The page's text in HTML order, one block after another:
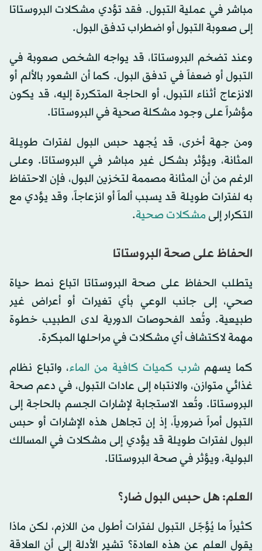
مباشر في عملية التبول. فقد تؤدي مشكلات البروستاتا
إلى صعوبة التبول أو اضطراب تدفق البول.
وعند تضخم البروستاتا، قد يواجه الشخص صعوبة في
التبول أو ضعفاً في تدفق البول. كما أن الشعور بالألم أو
الانزعاج أثناء التبول، أو الحاجة المتكررة إليه، قد يكون
مؤشراً على وجود مشكلة صحية في البروستاتا.
ومن جهة أخرى، قد يُجهد حبس البول لفترات طويلة
المثانة، ويؤثر بشكل غير مباشر في البروستاتا. وعلى
الرغم من أن المثانة مصممة لتخزين البول، فإن الاحتفاظ
به لفترات طويلة قد يسبب ألماً أو انزعاجاً، وقد يؤدي مع
التكرار إلىمشكلات صحية.
الحفاظ على صحة البروستاتا
يتطلب الحفاظ على صحة البروستاتا اتباع نمط حياة
صحي، إلى جانب الوعي بأي تغيرات أو أعراض غير
طبيعية. وتُعد الفحوصات الدورية لدى الطبيب خطوة
مهمة لاكتشاف أي مشكلات في مراحلها المبكرة.
كما يسهم شرب كميات كافية من الماء، واتباع نظام
غذائي متوازن، والانتباه إلى عادات التبول، في دعم صحة
البروستاتا. وتُعد الاستجابة لإشارات الجسم بالحاجة إلى
التبول أمراً ضرورياً، إذ إن تجاهل هذه الإشارات أو حبس
البول لفترات طويلة قد يؤدي إلى مشكلات في المسالك
البولية، ويؤثر في صحة البروستاتا.
العلم: هل حبس البول ضار؟
كثيراً ما يُؤجّل التبول لفترات أطول من اللازم، لكن ماذا
يقول العلم عن هذه العادة؟ تشير الأدلة إلى أن العلاقة